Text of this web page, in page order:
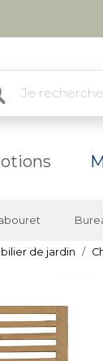
de jardin